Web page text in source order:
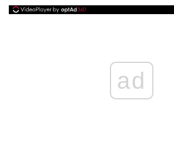
ad